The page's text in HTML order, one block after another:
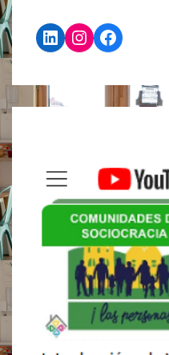
LinkedIn
Instagram
Facebook